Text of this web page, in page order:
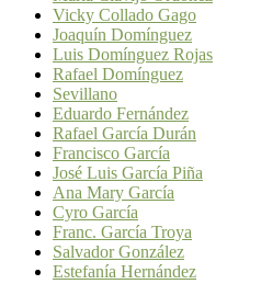
Vicky Collado Gago
Joaquín Domínguez
Luis Domínguez Rojas
Rafael Domínguez
Sevillano
Eduardo Fernández
Rafael García Durán
Francisco García
José Luis García Piña
Ana Mary García
Cyro García
Franc. García Troya
Salvador González
Estefanía Hernández